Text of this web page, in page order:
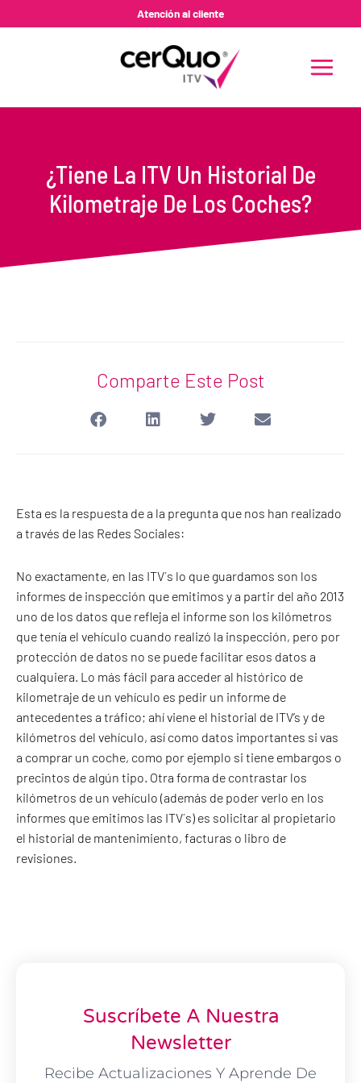
Atención al cliente
MENU
¿Tiene La ITV Un Historial De
Kilometraje De Los Coches?
Comparte Este Post
Esta es la respuesta de a la pregunta que nos han realizado
a través de las Redes Sociales:
No exactamente, en las ITV´s lo que guardamos son los
informes de inspección que emitimos y a partir del año 2013
uno de los datos que refleja el informe son los kilómetros
que tenía el vehículo cuando realizó la inspección, pero por
protección de datos no se puede facilitar esos datos a
cualquiera. Lo más fácil para acceder al histórico de
kilometraje de un vehículo es pedir un informe de
antecedentes a tráfico; ahí viene el historial de ITV’s y de
kilómetros del vehículo, así como datos importantes si vas
a comprar un coche, como por ejemplo si tiene embargos o
precintos de algún tipo. Otra forma de contrastar los
kilómetros de un vehículo (además de poder verlo en los
informes que emitimos las ITV´s) es solicitar al propietario
el historial de mantenimiento, facturas o libro de
revisiones.
Suscríbete A Nuestra
Newsletter
Recibe Actualizaciones Y Aprende De